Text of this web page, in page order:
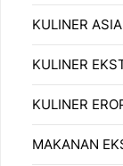
KULINER ASIA
KULINER
KULINER
MAKANAN